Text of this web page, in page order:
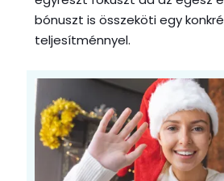
bónuszt is összeköti egy
teljesítménnyel.